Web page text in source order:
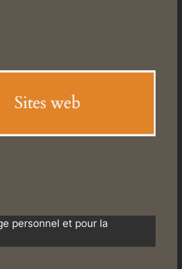
personnel et pour la